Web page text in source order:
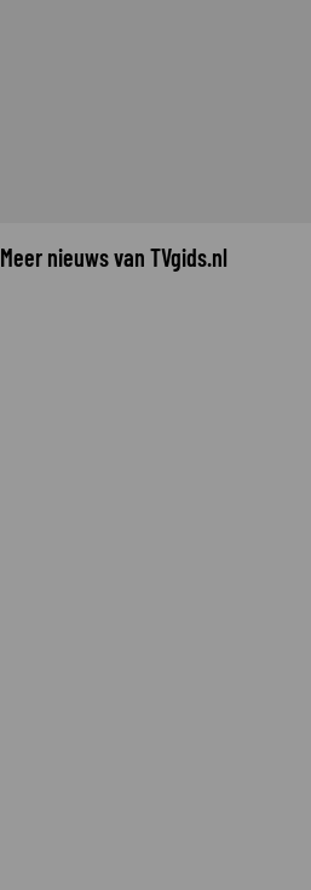
Meer nieuws van TVgids.nl